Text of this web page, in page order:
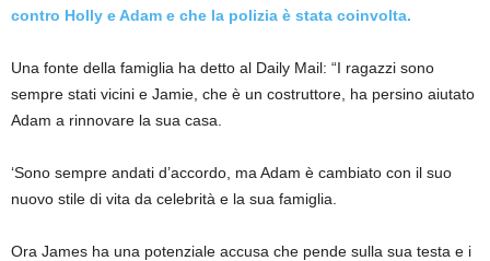
contro Holly e Adam e che la polizia è stata coinvolta.
Una fonte della famiglia ha detto al Daily Mail: “I ragazzi sono
sempre stati vicini e Jamie, che è un costruttore, ha persino aiutato
Adam a rinnovare la sua casa.
‘Sono sempre andati d’accordo, ma Adam è cambiato con il suo
nuovo stile di vita da celebrità e la sua famiglia.
Ora James ha una potenziale accusa che pende sulla sua testa e i